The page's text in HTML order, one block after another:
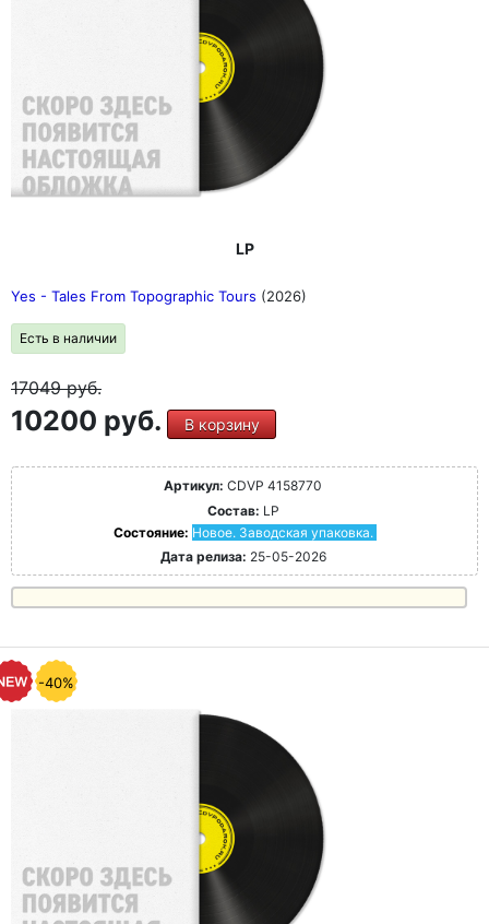
LP
Yes - Tales From Topographic Tours (2026)
Есть в наличии
17049руб.
10200 руб. В корзину
Артикул: CDVP 4158770
Состав: LP
Состояние: Новое. Заводская упаковка.
Дата релиза: 25-05-2026
-40%